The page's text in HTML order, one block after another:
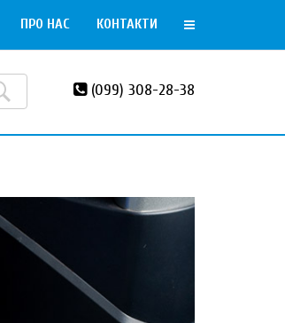
ПРО НАС КОНТАКТИ
(099) 308-28-38